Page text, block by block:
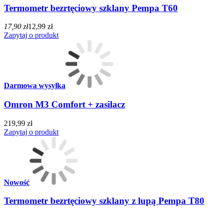
Termometr bezrtęciowy szklany Pempa T60
17,90 zł12,99 zł
Zapytaj o produkt
Darmowa wysyłka
Omron M3 Comfort + zasilacz
219,99 zł
Zapytaj o produkt
Nowość
Termometr bezrtęciowy szklany z lupą Pempa T80